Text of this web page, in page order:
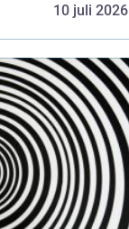
10 juli 2026